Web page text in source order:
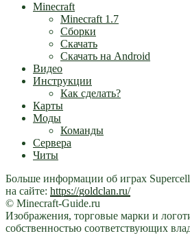
Minecraft
Minecraft 1.7
Сборки
Скачать
Скачать на Android
Видео
Инструкции
Как сделать?
Карты
Моды
Команды
Сервера
Читы
Больше информации об играх
на сайте: https://goldclan.ru/
© Minecraft-Guide.ru
Изображения, торговые марки и
собственностью соответствующих